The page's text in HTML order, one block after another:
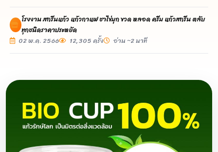
โรงงาน สกรีนแก้ว แก้วกาแฟ ชาไข่มุก ขวด หลอด ครีม แก้วสกรีน ตลับ
ทุกชนิดราคาประหยัด
02 พ.ค. 2566
12,305 ครั้ง อ่าน ~2 นาที